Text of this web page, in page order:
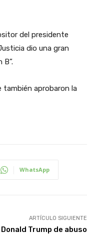
del presidente
dio una gran
también aprobaron la
WhatsApp
ARTÍCULO SIGUIENTE
Trump de abuso